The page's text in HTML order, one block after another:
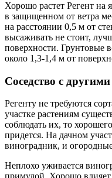
Хорошо растет Регент на
в защищенном от ветра
на расстоянии 0,5 м от
высаживать не стоит,
поверхности. Грунтовые
около 1,3-1,4 м от
Соседство с
Регенту не требуются
участке растениям
соблюдать их, то
придется. На дачном
виноградник, и
Неплохо уживается